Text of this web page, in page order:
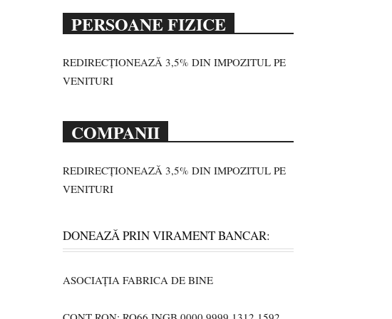
PERSOANE FIZICE
REDIRECȚIONEAZĂ 3,5% DIN IMPOZITUL PE
VENITURI
COMPANII
REDIRECȚIONEAZĂ 3,5% DIN IMPOZITUL PE
VENITURI
DONEAZĂ PRIN VIRAMENT BANCAR:
ASOCIAȚIA FABRICA DE BINE